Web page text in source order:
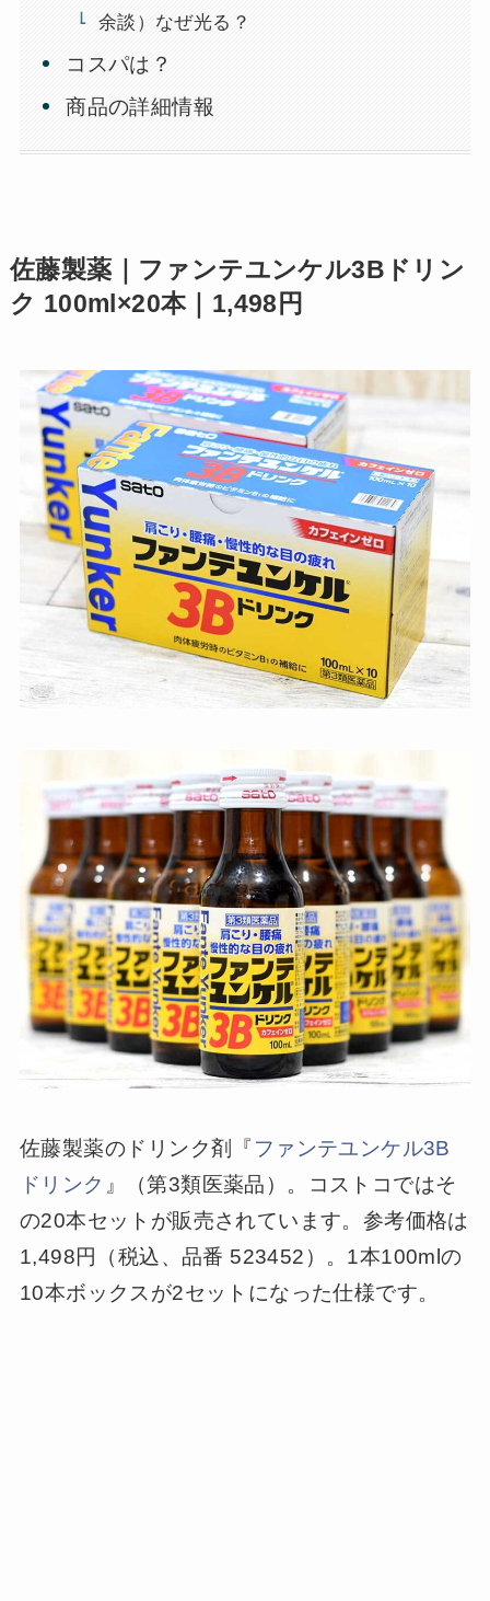
余談）なぜ光る？
コスパは？
商品の詳細情報
佐藤製薬｜ファンテユンケル3Bドリン
ク 100ml×20本｜1,498円
佐藤製薬のドリンク剤『 ファンテユンケル3B
ドリンク 』（第3類医薬品）。コストコではそ
の20本セットが販売されています。参考価格は
1,498円（税込、品番 523452）。1本100mlの
10本ボックスが2セットになった仕様です。